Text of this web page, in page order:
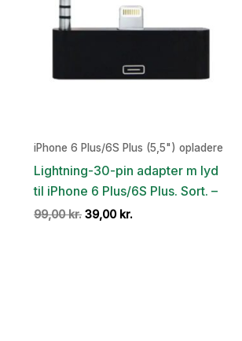
iPhone 6 Plus/6S Plus (5,5") opladere
Lightning-30-pin adapter m lyd
til iPhone 6 Plus/6S Plus. Sort. –
99,00kr. Den
39,00 kr.